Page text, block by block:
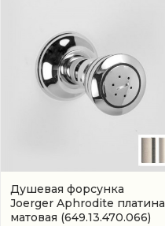
Душевая форсунка
Joerger Aphrodite платина
матовая (649.13.470.066)